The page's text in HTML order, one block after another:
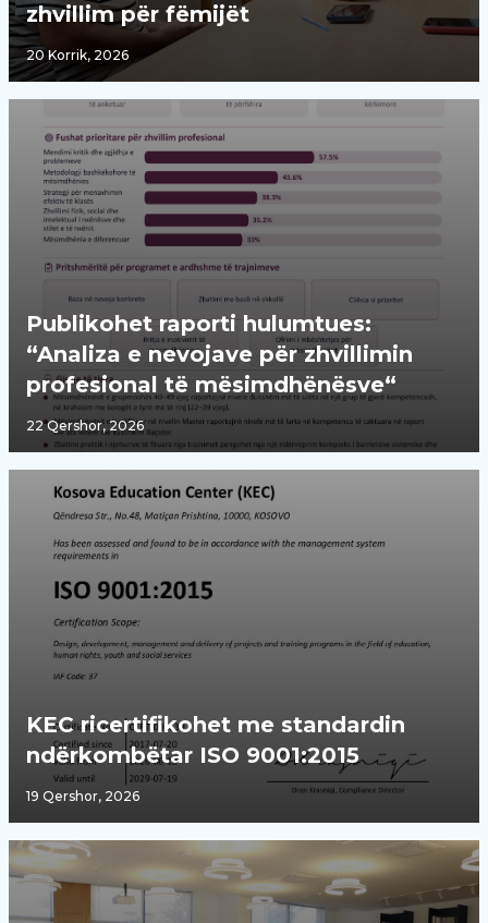
zhvillim për fëmijët
20 Korrik, 2026
Publikohet raporti hulumtues:
“Analiza e nevojave për zhvillimin
profesional të mësimdhënësve“
22 Qershor, 2026
KEC ricertifikohet me standardin
ndërkombëtar ISO 9001:2015
19 Qershor, 2026